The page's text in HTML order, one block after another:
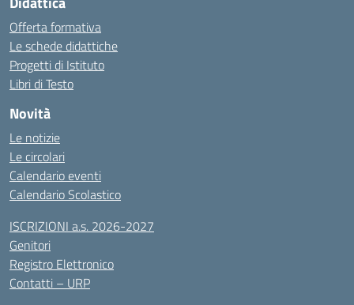
Offerta formativa
Le schede didattiche
Progetti di Istituto
Libri di Testo
Novità
Le notizie
Le circolari
Calendario eventi
Calendario Scolastico
ISCRIZIONI a.s. 2026-2027
Genitori
Registro Elettronico
Contatti – URP